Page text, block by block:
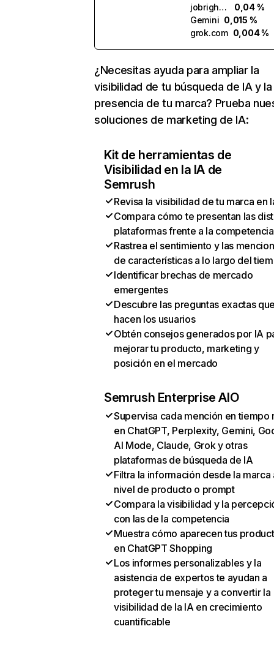
jobright.ai
0,04 %
Gemini 0,015 %
grok.com 0,004 %
¿Necesitas ayuda para ampliar la
visibilidad de tu búsqueda de IA y la
presencia de tu marca? Prueba
soluciones de marketing de IA:
Kit de herramientas de
Visibilidad en la IA de
Semrush
Revisa la visibilidad de tu marca en
Compara cómo te presentan las
plataformas frente a la competencia
Rastrea el sentimiento y las
de características a lo largo del
Identificar brechas de mercado
emergentes
Descubre las preguntas exactas
hacen los usuarios
Obtén consejos generados por IA
mejorar tu producto, marketing y
posición en el mercado
Semrush Enterprise AIO
Supervisa cada mención en tiempo
en ChatGPT, Perplexity, Gemini,
AI Mode, Claude, Grok y otras
plataformas de búsqueda de IA
Filtra la información desde la marca
nivel de producto o prompt
Compara la visibilidad y la
con las de la competencia
Muestra cómo aparecen tus
en ChatGPT Shopping
Los informes personalizables y la
asistencia de expertos te ayudan a
proteger tu mensaje y a convertir la
visibilidad de la IA en crecimiento
cuantificable